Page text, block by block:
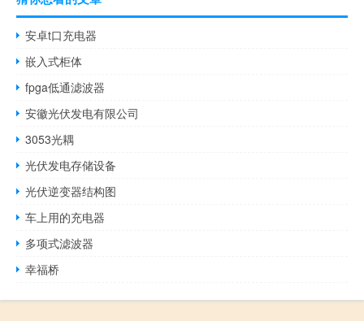
安卓t口充电器
嵌入式柜体
fpga低通滤波器
安徽光伏发电有限公司
3053光耦
光伏发电存储设备
光伏逆变器结构图
车上用的充电器
多项式滤波器
幸福桥